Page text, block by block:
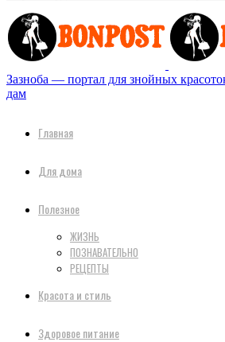
Зазноба — портал для знойных
дам
Главная
Для дома
Полезное
ЖИЗНЬ
ПОЗНАВАТЕЛЬНО
РЕЦЕПТЫ
Красота и стиль
Здоровое питание